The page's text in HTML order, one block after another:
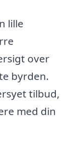
lille
over
byrden.
tilbud,
med din